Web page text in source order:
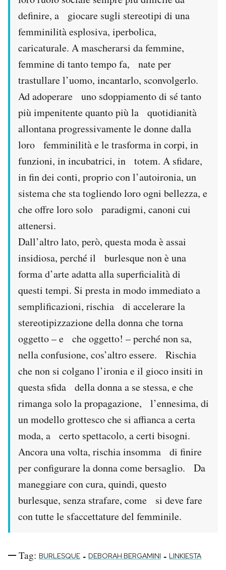
Area Personale
Newsletter
Notifiche mobile
Regala il Post
Hai bisogno di aiuto?
definire, a giocare sugli stereotipi di una
femminilità esplosiva, iperbolica,
caricaturale. A mascherarsi da femmine,
femmine di tanto tempo fa, nate per
trastullare l’uomo, incantarlo, sconvolgerlo.
Ad adoperare uno sdoppiamento di sé tanto
più impenitente quanto più la quotidianità
allontana progressivamente le donne dalla
loro femminilità e le trasforma in corpi, in
funzioni, in incubatrici, in totem. A sfidare,
in fin dei conti, proprio con l’autoironia, un
sistema che sta togliendo loro ogni bellezza, e
che offre loro solo paradigmi, canoni cui
attenersi.
Dall’altro lato, però, questa moda è assai
insidiosa, perché il burlesque non è una
forma d’arte adatta alla superficialità di
questi tempi. Si presta in modo immediato a
semplificazioni, rischia di accelerare la
stereotipizzazione della donna che torna
oggetto – e che oggetto! – perché non sa,
nella confusione, cos’altro essere. Rischia
che non si colgano l’ironia e il gioco insiti in
questa sfida della donna a se stessa, e che
rimanga solo la propagazione, l’ennesima, di
un modello grottesco che si affianca a certa
moda, a certo spettacolo, a certi bisogni.
Ancora una volta, rischia insomma di finire
per configurare la donna come bersaglio. Da
maneggiare con cura, quindi, questo
burlesque, senza strafare, come si deve fare
con tutte le sfaccettature del femminile.
Tag: BURLESQUE - DEBORAH BERGAMINI - LINKIESTA